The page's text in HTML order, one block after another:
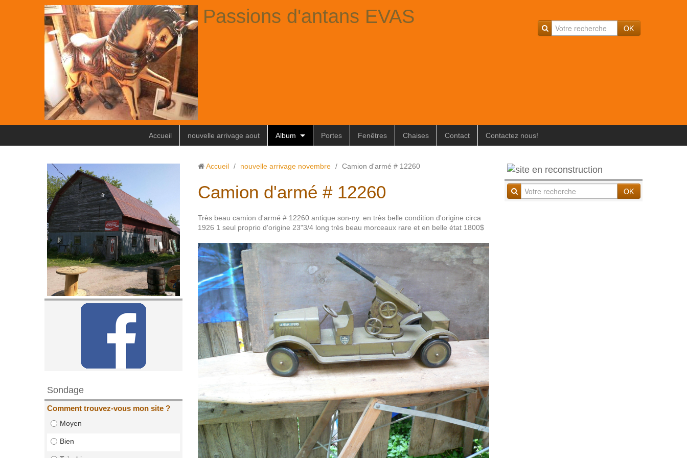
OK
Passions d'antans EVAS
Accueil nouvelle arrivage aout Album Portes Fenêtres Chaises Contact Contactez nous!
Sondage
Comment trouvez-vous mon site ?
Moyen
Bien
Accueil / nouvelle arrivage novembre / Camion d'armé # 12260
Camion d'armé # 12260
Très beau camion d'armé # 12260 antique son-ny. en très belle condition d'origine circa
1926 1 seul proprio d'origine 23"3/4 long très beau morceaux rare et en belle état 1800$
OK